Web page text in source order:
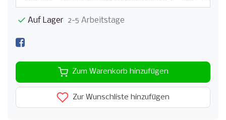
Auf Lager 2-5 Arbeitstage
Zum Warenkorb hinzufügen
Zur Wunschliste hinzufügen